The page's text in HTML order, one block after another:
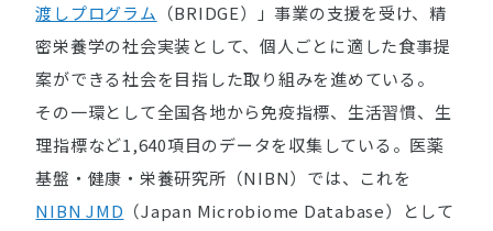
渡しプログラム （BRIDGE）」事業の支援を受け、精
密栄養学の社会実装として、個人ごとに適した食事提
案ができる社会を目指した取り組みを進めている。
その一環として全国各地から免疫指標、生活習慣、生
理指標など1,640項目のデータを収集している。医薬
基盤・健康・栄養研究所（NIBN）では、これを
NIBN JMD （Japan Microbiome Database）として